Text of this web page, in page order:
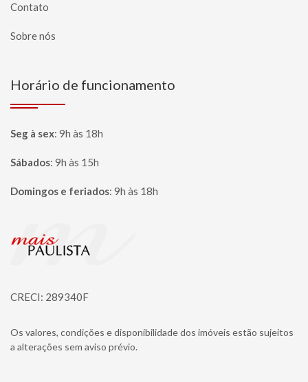
Contato
Sobre nós
Horário de funcionamento
Seg à sex: 9h às 18h
Sábados: 9h às 15h
Domingos e feriados: 9h às 18h
Página inicial
CRECI: 289340F
Os valores, condições e disponibilidade dos imóveis estão sujeitos
a alterações sem aviso prévio.